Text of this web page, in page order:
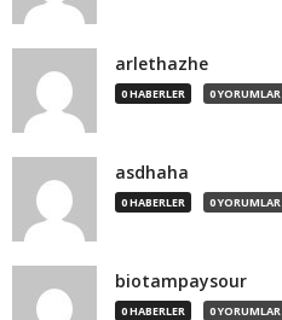
arlethazhe
0 HABERLER 0 YORUMLAR
asdhaha
0 HABERLER 0 YORUMLAR
biotampaysour
0 HABERLER 0 YORUMLAR